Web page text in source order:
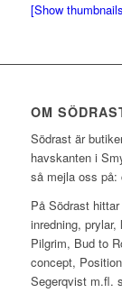
[Show
OM
Södrast är
havskanten i
så mejla oss
På Södrast
inredning,
Pilgrim, Bud to
concept,
Segerqvist m.fl.